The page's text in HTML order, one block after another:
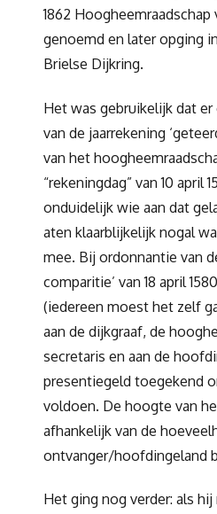
1862
genoemd en later opging
Brielse Dijkring.
Het was gebruikelijk dat
van de jaarrekening
van het
“rekeningdag” van 10 april
onduidelijk wie aan dat
aten klaarblijkelijk nogal
mee. Bij ordonnantie van
comparitie’ van 18 april
(iedereen moest het zelf
aan de dijkgraaf, de
secretaris en aan de
presentiegeld toegekend
voldoen. De hoogte van
afhankelijk van de
ontvanger/hoofdingeland
Het ging nog verder: als